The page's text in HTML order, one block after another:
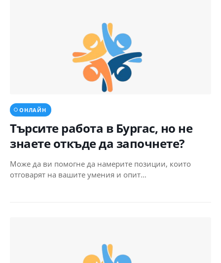
ОНЛАЙН
Търсите работа в Бургас, но не
знаете откъде да започнете?
Може да ви помогне да намерите позиции, които
отговарят на вашите умения и опит…